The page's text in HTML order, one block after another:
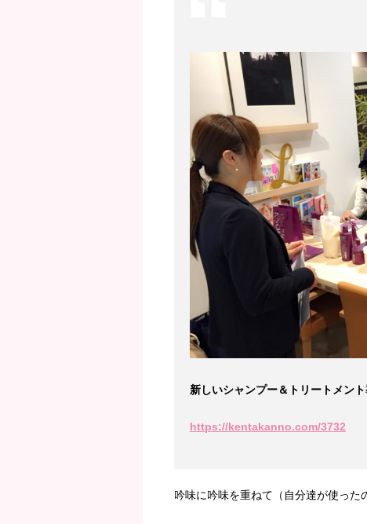
新しいシャンプー＆トリートメン
https://kentakanno.com/3732
吟味に吟味を重ねて（自分達が使っ